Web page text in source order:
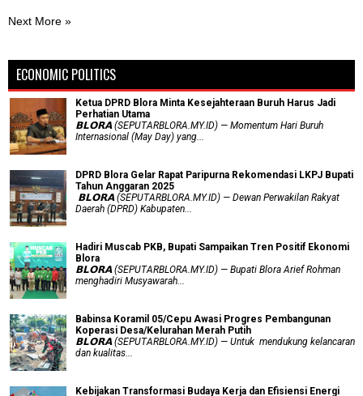
Next More »
ECONOMIC POLITICS
Ketua DPRD Blora Minta Kesejahteraan Buruh Harus Jadi
Perhatian Utama
​𝗕𝗟𝗢𝗥𝗔 (SEPUTARBLORA.MY.ID) — Momentum Hari Buruh
Internasional (May Day) yang...
DPRD Blora Gelar Rapat Paripurna Rekomendasi LKPJ Bupati
Tahun Anggaran 2025
‎ 𝗕𝗟𝗢𝗥𝗔 (SEPUTARBLORA.MY.ID) — Dewan Perwakilan Rakyat
Daerah (DPRD) Kabupaten...
Hadiri Muscab PKB, Bupati Sampaikan Tren Positif Ekonomi
Blora
𝗕𝗟𝗢𝗥𝗔 (SEPUTARBLORA.MY.ID) — Bupati Blora Arief Rohman
menghadiri Musyawarah...
Babinsa Koramil 05/Cepu Awasi Progres Pembangunan
Koperasi Desa/Kelurahan Merah Putih
𝗕𝗟𝗢𝗥𝗔 (SEPUTARBLORA.MY.ID) — Untuk mendukung kelancaran
dan kualitas...
Kebijakan Transformasi Budaya Kerja dan Efisiensi Energi